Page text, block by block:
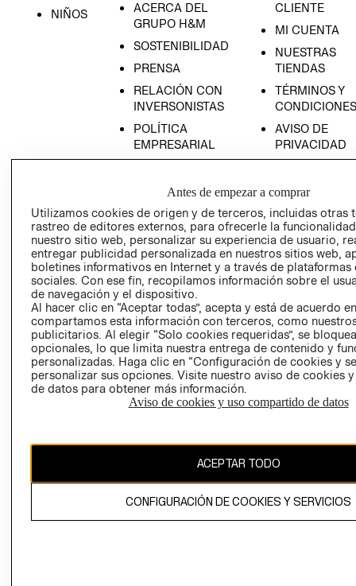
NIÑOS
ACERCA DEL
GRUPO H&M
SOSTENIBILIDAD
PRENSA
RELACIÓN CON
INVERSONISTAS
POLÍTICA
EMPRESARIAL
CLIENTE
MI CUENTA
NUESTRAS
TIENDAS
TÉRMINOS Y
CONDICIONES
AVISO DE
PRIVACIDAD
AVISO DE
LIBRO DE
Ecuador ($)
CAMBIAR REGIÓN
propiedad de H&M Hennes & Mauritz AB.
Antes de empezar a comprar
Utilizamos cookies de origen y de terceros, incluidas otras
rastreo de editores externos, para ofrecerle la
nuestro sitio web, personalizar su experiencia de usuario,
entregar publicidad personalizada en nuestros sitios web,
boletines informativos en Internet y a través de plataformas
sociales. Con ese fin, recopilamos información sobre el
de navegación y el dispositivo.
Al hacer clic en “Aceptar todas”, acepta y está de acuerdo
compartamos esta información con terceros, como
publicitarios. Al elegir “Solo cookies requeridas”, se
opcionales, lo que limita nuestra entrega de contenido y
personalizadas. Haga clic en “Configuración de cookies y
personalizar sus opciones. Visite nuestro aviso de cookies
de datos para obtener más información.
Aviso de cookies y uso compartido de datos
ACEPTAR TODO
CONFIGURACIÓN DE COOKIES Y SERVICIOS